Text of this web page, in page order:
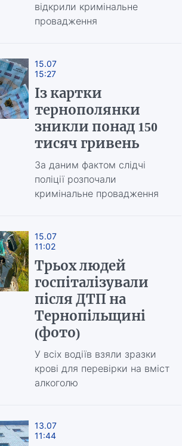
відкрили кримінальне
провадження
15.07
15:27
Із картки
тернополянки
зникли понад 150
тисяч гривень
За даним фактом слідчі
поліції розпочали
кримінальне провадження
15.07
11:02
Трьох людей
госпіталізували
після ДТП на
Тернопільщині
(фото)
У всіх водіїв взяли зразки
крові для перевірки на вміст
алкоголю
13.07
11:44